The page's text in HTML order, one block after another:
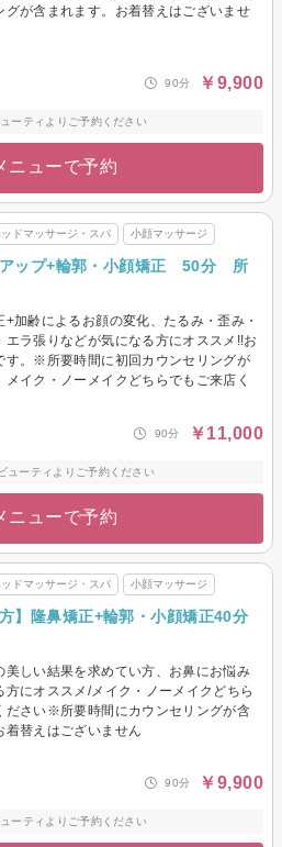
グが含まれます。お着替えはございませ
90分 ￥9,900
ーティよりご予約ください
ニューで予約
ドマッサージ・スパ 小顔マッサージ
アップ+輪郭・小顔矯正 50分 所
+加齢によるお顔の変化、たるみ・歪み・
エラ張りなどが気になる方にオススメ!!お
す。※所要時間に初回カウンセリングが
メイク・ノーメイクどちらでもご来店く
90分 ￥11,000
ューティよりご予約ください
ニューで予約
ドマッサージ・スパ 小顔マッサージ
】隆鼻矯正+輪郭・小顔矯正40分
美しい結果を求めてい方、お鼻にお悩み
方にオススメ/メイク・ノーメイクどちら
ださい※所要時間にカウンセリングが含
着替えはございません
90分 ￥9,900
ーティよりご予約ください